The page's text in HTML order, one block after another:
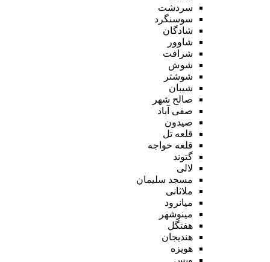
سردشت
سوسنگرد
شادگان
شاوور
شرافت
شوش
شوشتر
شیبان
صالح شهر
صفی آباد
صیدون
قلعه تل
قلعه خواجه
گتوند
لالی
مسجد سلیمان
ملاثانی
میانرود
مینوشهر
هفتگل
هندیجان
هویزه
ویس